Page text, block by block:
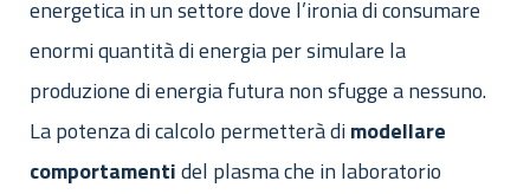
energetica in un settore dove l’ironia di consumare
enormi quantità di energia per simulare la
produzione di energia futura non sfugge a nessuno.
La potenza di calcolo permetterà dimodellare
comportamentidel plasma che in laboratorio